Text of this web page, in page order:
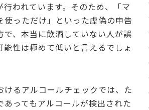
行われています。そのため、「マ
使っただけ」といった虚偽の申告
で、本当に飲酒していない人が誤
能性は極めて低いと言えるでしょ
けるアルコールチェックでは、た
あってもアルコールが検出された